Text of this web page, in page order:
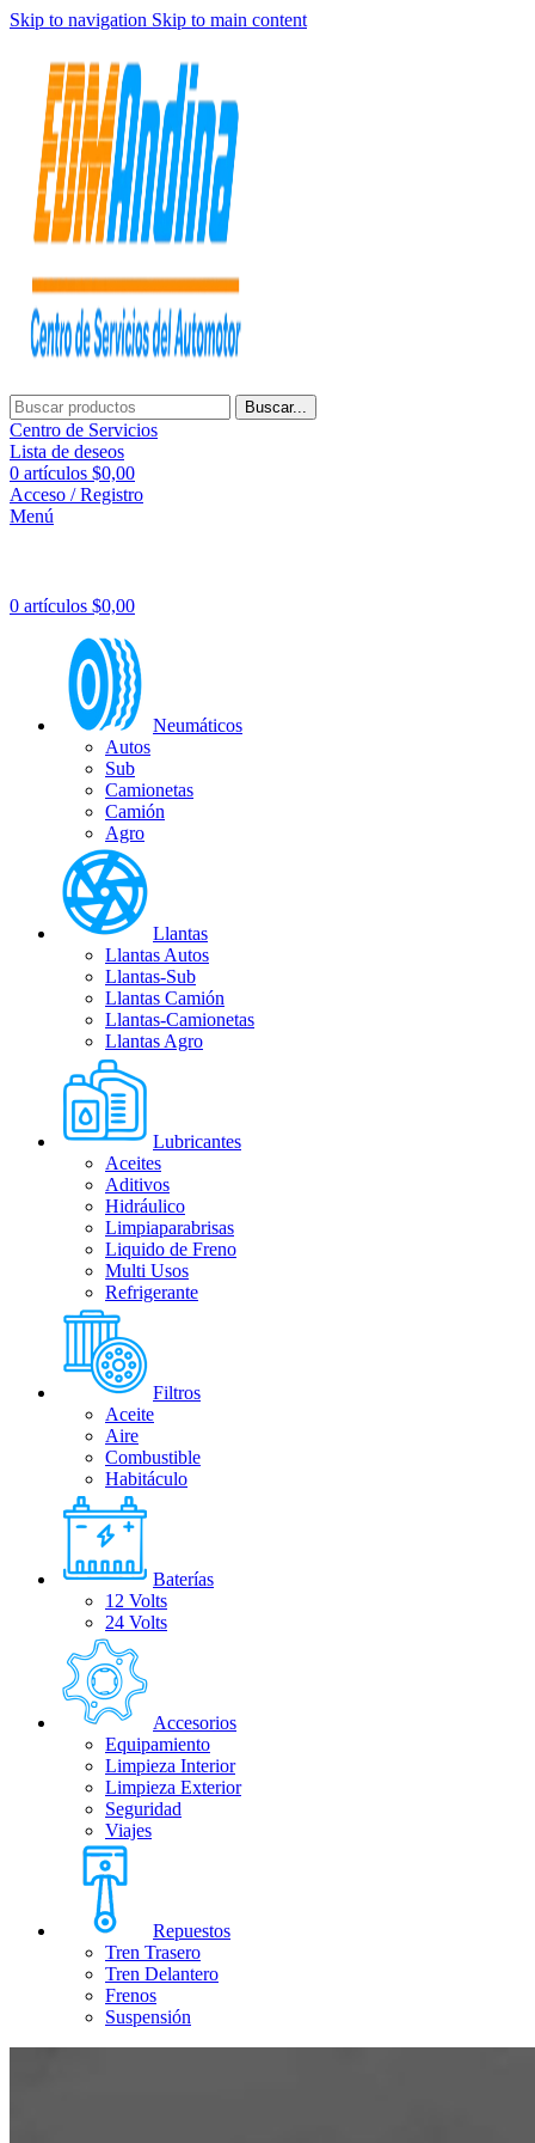
Skip to navigation Skip to main content
Buscar...
Centro de Servicios
Lista de deseos
0 artículos $0,00
Acceso / Registro
Menú
0 artículos $0,00
Neumáticos
Autos
Sub
Camionetas
Camión
Agro
Llantas
Llantas Autos
Llantas-Sub
Llantas Camión
Llantas-Camionetas
Llantas Agro
Lubricantes
Aceites
Aditivos
Hidráulico
Limpiaparabrisas
Liquido de Freno
Multi Usos
Refrigerante
Filtros
Aceite
Aire
Combustible
Habitáculo
Baterías
12 Volts
24 Volts
Accesorios
Equipamiento
Limpieza Interior
Limpieza Exterior
Seguridad
Viajes
Repuestos
Tren Trasero
Tren Delantero
Frenos
Suspensión